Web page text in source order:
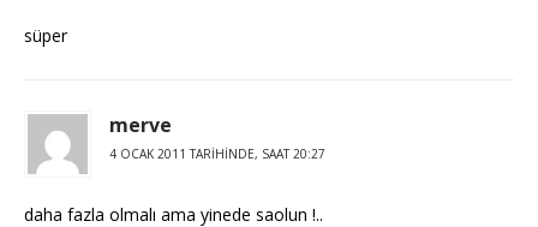
süper
merve
4 OCAK 2011 TARIHINDE, SAAT 20:27
daha fazla olmalı ama yinede saolun !..